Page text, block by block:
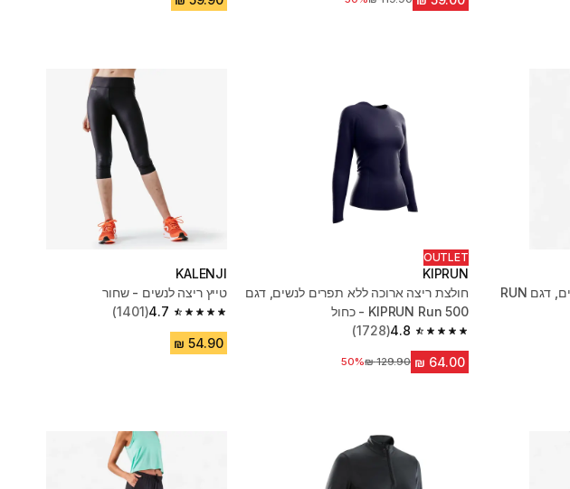
גופיית ריצה מבד נושם לנשים, דגם RUN
OUTLET
KIPRUN
חולצת ריצה ארוכה ללא תפרים לנשים, דגם
KIPRUN Run 500 - כחול
4.8
4.8 out of 5 stars from 1728 reviews
(1728)
מחיר לפני הנחה‏129.90 ₪
50%
KALENJI
טייץ ריצה לנשים - שחור
4.7
4.7 out of 5 stars from 1401 reviews
(1401)